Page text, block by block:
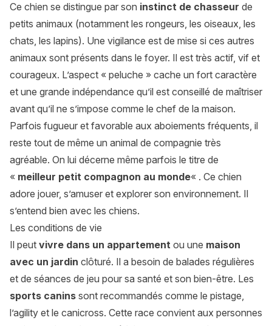
Ce chien se distingue par son instinct de chasseur de
petits animaux (notamment les rongeurs, les oiseaux, les
chats, les lapins). Une vigilance est de mise si ces autres
animaux sont présents dans le foyer. Il est très actif, vif et
courageux. L’aspect « peluche » cache un fort caractère
et une grande indépendance qu’il est conseillé de maîtriser
avant qu’il ne s’impose comme le chef de la maison.
Parfois fugueur et favorable aux aboiements fréquents, il
reste tout de même un animal de compagnie très
agréable. On lui décerne même parfois le titre de
« meilleur petit compagnon au monde« . Ce chien
adore jouer, s’amuser et explorer son environnement. Il
s’entend bien avec les chiens.
Les conditions de vie
Il peut vivre dans un appartement ou une maison
avec un jardin clôturé. Il a besoin de balades régulières
et de séances de jeu pour sa santé et son bien-être. Les
sports canins sont recommandés comme le pistage,
l’agility et le canicross. Cette race convient aux personnes